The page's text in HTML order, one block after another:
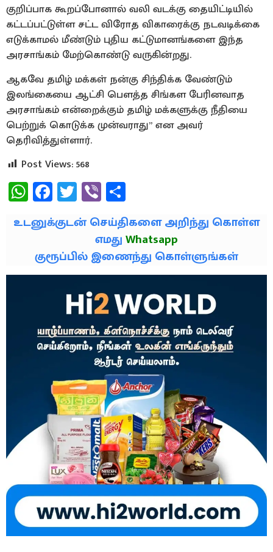
குறிப்பாக கூறப்போனால் வலி வடக்கு தையிட்டியில்
கட்டப்பட்டுள்ள சட்ட விரோத விகாரைக்கு நடவடிக்கை
எடுக்காமல் மீண்டும் புதிய கட்டுமானங்களை இந்த
அரசாங்கம் மேற்கொண்டு வருகின்றது.
ஆகவே தமிழ் மக்கள் நன்கு சிந்திக்க வேண்டும்
இலங்கையை ஆட்சி பெளத்த சிங்கள பேரினவாத
அரசாங்கம் என்றைக்கும் தமிழ் மக்களுக்கு நீதியை
பெற்றுக் கொடுக்க முன்வராது” என அவர்
தெரிவித்துள்ளார்.
Post Views:568
WhatsApp
Facebook
Twitter
Viber
உடனுக்குடன் செய்திகளை அறிந்து கொள்ள
எமதுWhatsapp
குரூப்பில் இணைந்து கொள்ளுங்கள்